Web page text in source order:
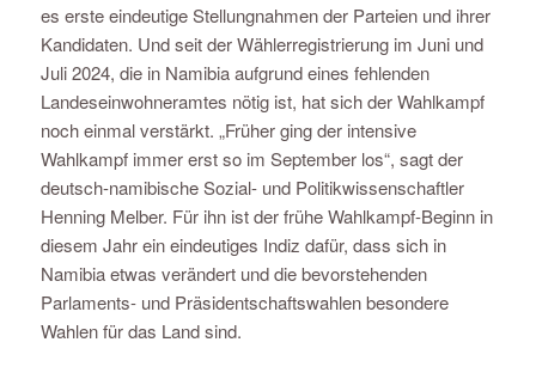
es erste eindeutige Stellungnahmen der Parteien und ihrer
Kandidaten. Und seit der Wählerregistrierung im Juni und
Juli 2024, die in Namibia aufgrund eines fehlenden
Landeseinwohneramtes nötig ist, hat sich der Wahlkampf
noch einmal verstärkt. „Früher ging der intensive
Wahlkampf immer erst so im September los“, sagt der
deutsch-namibische Sozial- und Politikwissenschaftler
Henning Melber. Für ihn ist der frühe Wahlkampf-Beginn in
diesem Jahr ein eindeutiges Indiz dafür, dass sich in
Namibia etwas verändert und die bevorstehenden
Parlaments- und Präsidentschaftswahlen besondere
Wahlen für das Land sind.